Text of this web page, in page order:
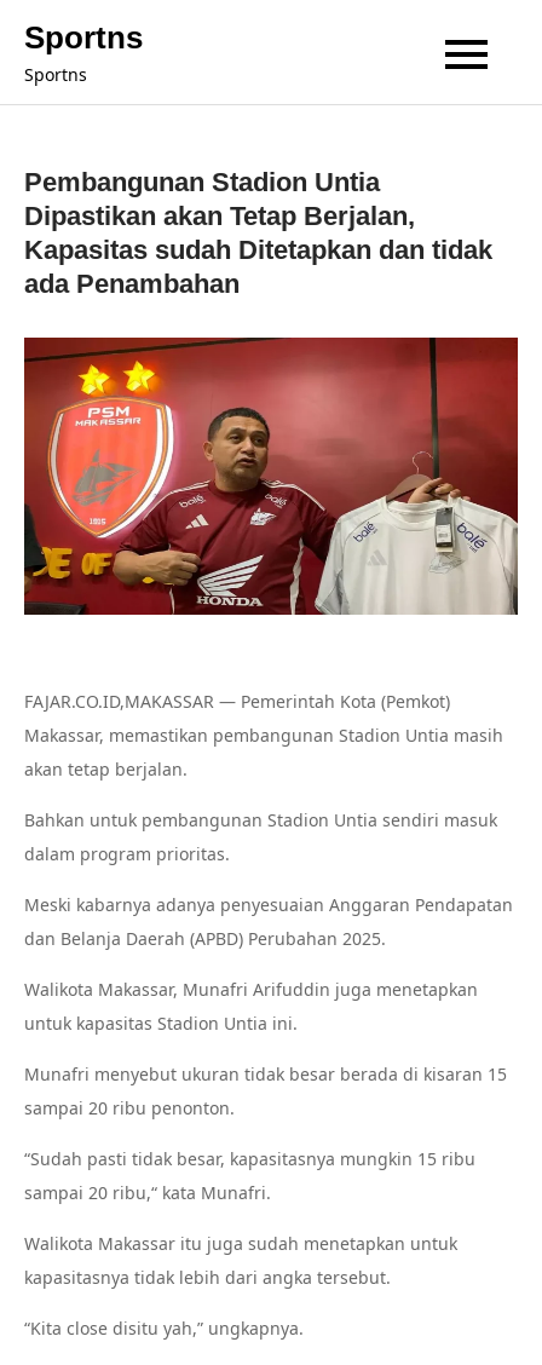
content
Sportns
Sportns
Pembangunan Stadion Untia
Dipastikan akan Tetap Berjalan,
Kapasitas sudah Ditetapkan dan tidak
ada Penambahan
FAJAR.CO.ID,MAKASSAR — Pemerintah Kota (Pemkot)
Makassar, memastikan pembangunan Stadion Untia masih
akan tetap berjalan.
Bahkan untuk pembangunan Stadion Untia sendiri masuk
dalam program prioritas.
Meski kabarnya adanya penyesuaian Anggaran Pendapatan
dan Belanja Daerah (APBD) Perubahan 2025.
Walikota Makassar, Munafri Arifuddin juga menetapkan
untuk kapasitas Stadion Untia ini.
Munafri menyebut ukuran tidak besar berada di kisaran 15
sampai 20 ribu penonton.
“Sudah pasti tidak besar, kapasitasnya mungkin 15 ribu
sampai 20 ribu,“ kata Munafri.
Walikota Makassar itu juga sudah menetapkan untuk
kapasitasnya tidak lebih dari angka tersebut.
“Kita close disitu yah,” ungkapnya.